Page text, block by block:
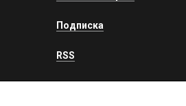
Подписка
RSS